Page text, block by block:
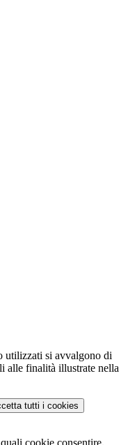
utilizzati si avvalgono di
alle finalità illustrate nella
tutti i cookies